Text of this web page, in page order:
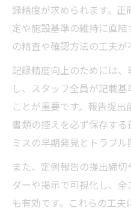
録精度が求められます。
定や施設基準の維持に直
の精査や確認方法の工夫が
記録精度向上のためには
し、スタッフ全員が記載
ことが重要です。報告提
書類の控えを必ず保存する
ミスの早期発見とトラブル
また、定例報告の提出締
ダーや掲示で可視化し、
も有効です。これらの工